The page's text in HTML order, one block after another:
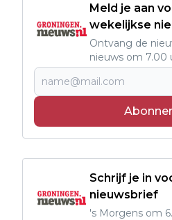
Meld je aan
wekelijkse
Ontvang de
nieuws om 7.00
Schrijf je in
nieuwsbrief
's Morgens om